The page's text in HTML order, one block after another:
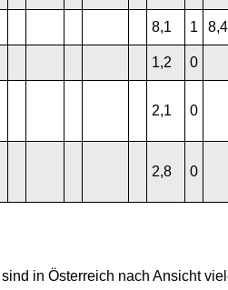
8,1 1 8,4
1,2 0
2,1 0
2,8 0
in Österreich nach Ansicht